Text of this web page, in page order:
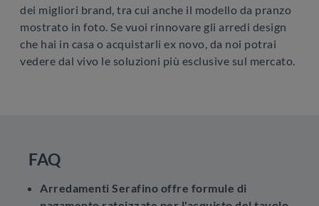
dei migliori brand, tra cui anche il modello da pranzo
mostrato in foto. Se vuoi rinnovare gli arredi design
che hai in casa o acquistarli ex novo, da noi potrai
vedere dal vivo le soluzioni più esclusive sul mercato.
FAQ
Arredamenti Serafino offre formule di